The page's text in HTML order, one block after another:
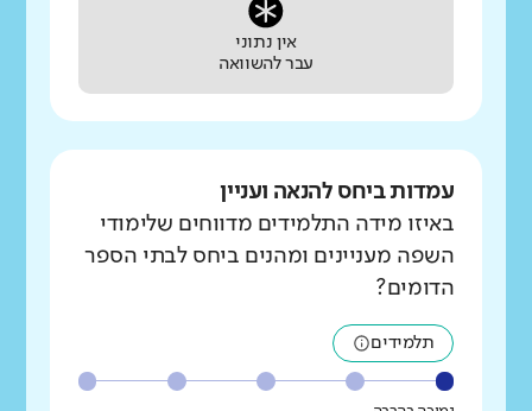
אין נתוני
עבר להשוואה
עמדות ביחס להנאה ועניין
באיזו מידה התלמידים מדווחים שלימודי
השפה מעניינים ומהנים ביחס לבתי הספר
הדומים?
תלמידים